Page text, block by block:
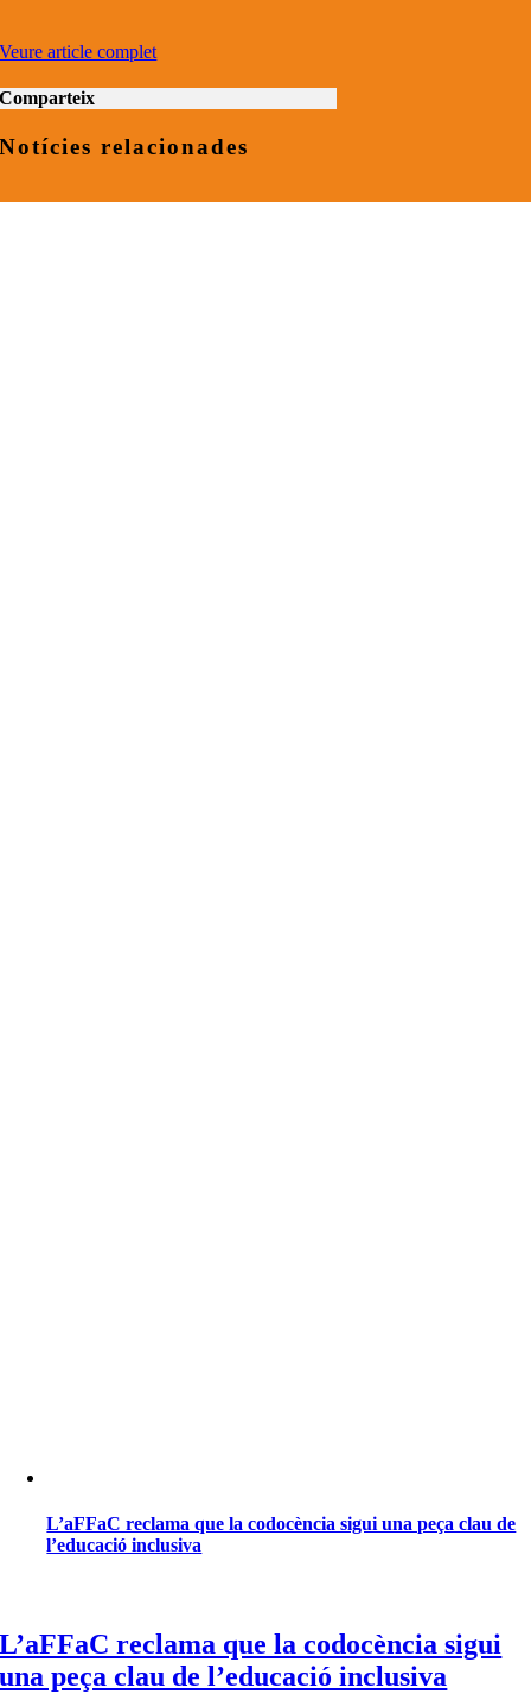
Veure article complet
Comparteix
Notícies relacionades
L’aFFaC reclama que la codocència sigui una peça clau de
l’educació inclusiva
L’aFFaC reclama que la codocència sigui
una peça clau de l’educació inclusiva